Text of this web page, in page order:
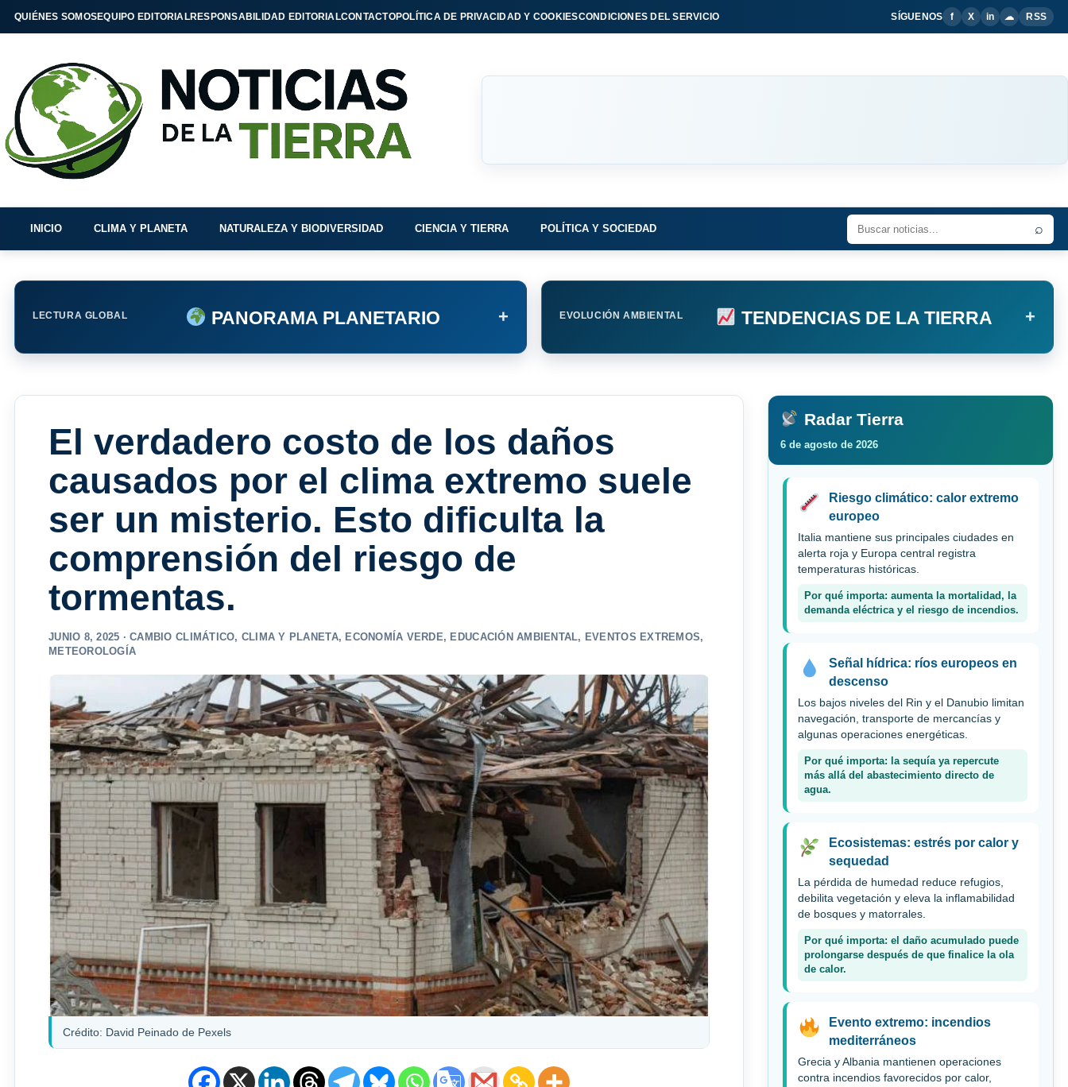
QUIÉNES SOMOSEQUIPO EDITORIALRESPONSABILIDAD EDITORIALCONTACTOPOLÍTICA DE PRIVACIDAD Y COOKIESCONDICIONES DEL SERVICIO SÍGUENOS f X in ☁ RSS
INICIO CLIMA Y PLANETA NATURALEZA Y BIODIVERSIDAD CIENCIA Y TIERRA POLÍTICA Y SOCIEDAD ⌕
LECTURA GLOBAL PANORAMA PLANETARIO + EVOLUCIÓN AMBIENTAL TENDENCIAS DE LA TIERRA +
El verdadero costo de los daños
causados ​​por el clima extremo suele
ser un misterio. Esto dificulta la
comprensión del riesgo de
tormentas.
JUNIO 8, 2025 ·CAMBIO CLIMÁTICO, CLIMA Y PLANETA, ECONOMÍA VERDE, EDUCACIÓN AMBIENTAL, EVENTOS EXTREMOS,
METEOROLOGÍA
Crédito: David Peinado de Pexels
Radar Tierra
6 de agosto de 2026
Riesgo climático: calor extremo
europeo
Italia mantiene sus principales ciudades en
alerta roja y Europa central registra
temperaturas históricas.
Por qué importa: aumenta la mortalidad, la
demanda eléctrica y el riesgo de incendios.
Señal hídrica: ríos europeos en
descenso
Los bajos niveles del Rin y el Danubio limitan
navegación, transporte de mercancías y
algunas operaciones energéticas.
Por qué importa: la sequía ya repercute
más allá del abastecimiento directo de
agua.
Ecosistemas: estrés por calor y
sequedad
La pérdida de humedad reduce refugios,
debilita vegetación y eleva la inflamabilidad
de bosques y matorrales.
Por qué importa: el daño acumulado puede
prolongarse después de que finalice la ola
de calor.
Evento extremo: incendios
mediterráneos
Grecia y Albania mantienen operaciones
contra incendios favorecidos por calor,